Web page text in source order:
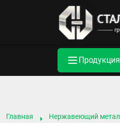
Продукция
Главная Нержавеющий